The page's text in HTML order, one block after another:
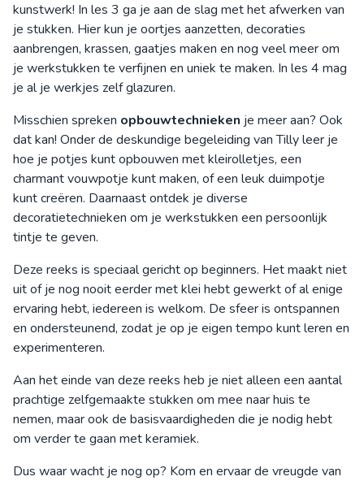
kunstwerk! In les 3 ga je aan de slag met het afwerken van
je stukken. Hier kun je oortjes aanzetten, decoraties
aanbrengen, krassen, gaatjes maken en nog veel meer om
je werkstukken te verfijnen en uniek te maken. In les 4 mag
je al je werkjes zelf glazuren.
Misschien spreken opbouwtechnieken je meer aan? Ook
dat kan! Onder de deskundige begeleiding van Tilly leer je
hoe je potjes kunt opbouwen met kleirolletjes, een
charmant vouwpotje kunt maken, of een leuk duimpotje
kunt creëren. Daarnaast ontdek je diverse
decoratietechnieken om je werkstukken een persoonlijk
tintje te geven.
Deze reeks is speciaal gericht op beginners. Het maakt niet
uit of je nog nooit eerder met klei hebt gewerkt of al enige
ervaring hebt, iedereen is welkom. De sfeer is ontspannen
en ondersteunend, zodat je op je eigen tempo kunt leren en
experimenteren.
Aan het einde van deze reeks heb je niet alleen een aantal
prachtige zelfgemaakte stukken om mee naar huis te
nemen, maar ook de basisvaardigheden die je nodig hebt
om verder te gaan met keramiek.
Dus waar wacht je nog op? Kom en ervaar de vreugde van